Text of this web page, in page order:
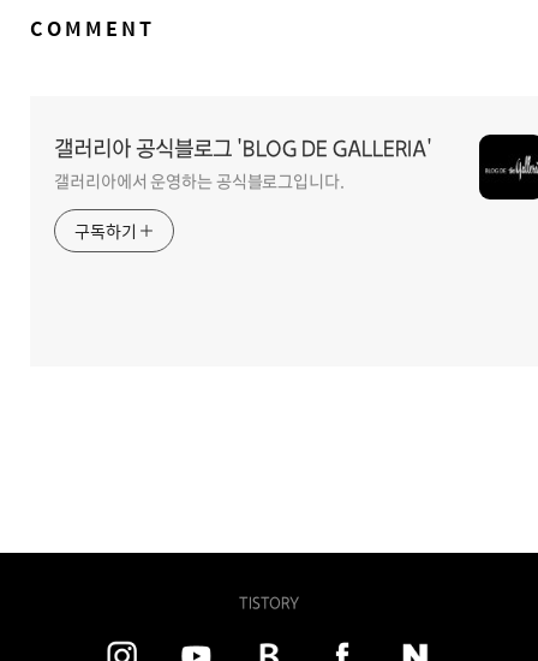
댓
COMMENT
갤러리아 공식블로그 'BLOG DE GALLERIA'
갤러리아에서 운영하는 공식블로그입니다.
구독하기
TISTORY